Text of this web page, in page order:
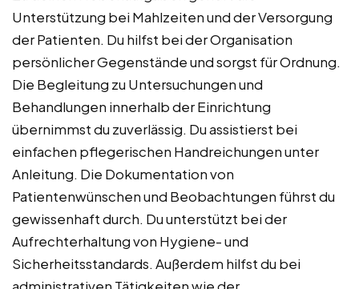
Unterstützung bei Mahlzeiten und der Versorgung
der Patienten. Du hilfst bei der Organisation
persönlicher Gegenstände und sorgst für Ordnung.
Die Begleitung zu Untersuchungen und
Behandlungen innerhalb der Einrichtung
übernimmst du zuverlässig. Du assistierst bei
einfachen pflegerischen Handreichungen unter
Anleitung. Die Dokumentation von
Patientenwünschen und Beobachtungen führst du
gewissenhaft durch. Du unterstützt bei der
Aufrechterhaltung von Hygiene- und
Sicherheitsstandards. Außerdem hilfst du bei